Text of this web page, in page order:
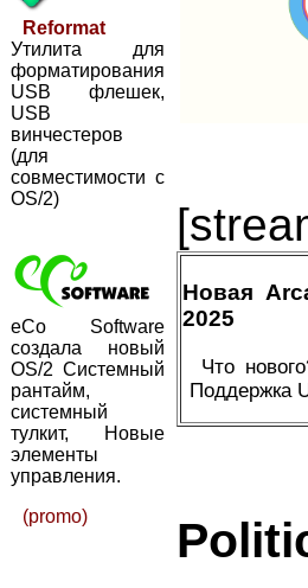
Reformat
Утилита для
форматирования
USB флешек,
USB
винчестеров
(для
совместимости с
OS/2)
eCo Software
создала новый
OS/2 Системный
рантайм,
системный
тулкит, Новые
элементы
управления.
(promo)
Новая
2025
Что
Поддержка